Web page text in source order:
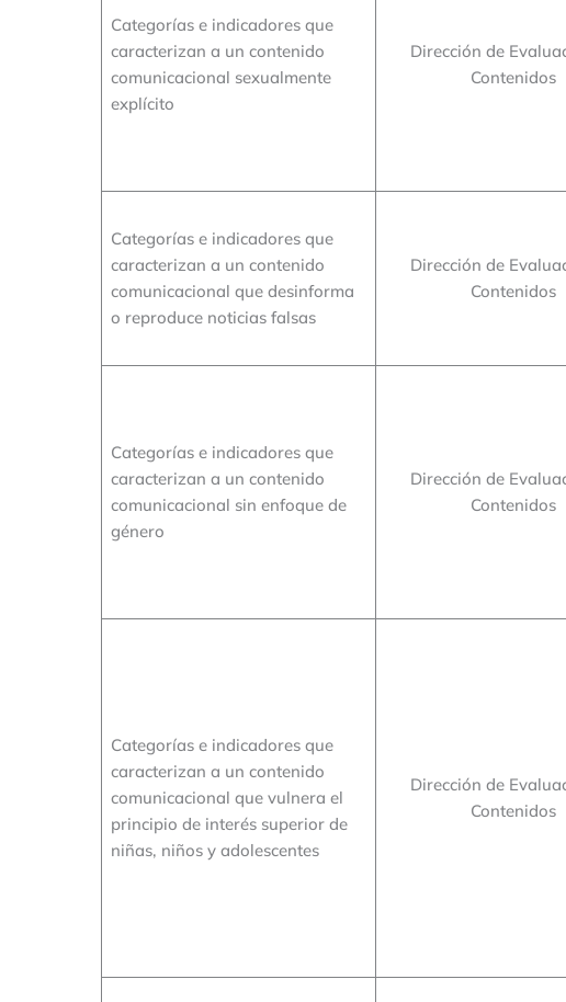
Categorías e indicadores que
caracterizan a un contenido
comunicacional sexualmente
explícito
Dirección de
Contenidos
Categorías e indicadores que
caracterizan a un contenido
comunicacional que desinforma
o reproduce noticias falsas
Dirección de
Contenidos
Categorías e indicadores que
caracterizan a un contenido
comunicacional sin enfoque de
género
Dirección de
Contenidos
Categorías e indicadores que
caracterizan a un contenido
comunicacional que vulnera el
principio de interés superior de
niñas, niños y adolescentes
Dirección de
Contenidos